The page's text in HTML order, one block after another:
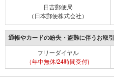
日吉郵便局
（日本郵便株式会社）
通帳やカードの紛失・盗難に伴うお取
フリーダイヤル
（年中無休/24時間受付)